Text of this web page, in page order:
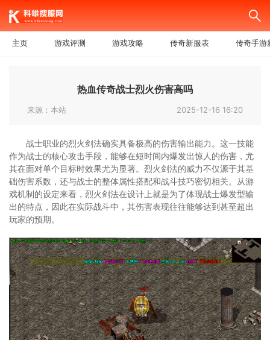
主页 游戏评测 游戏攻略 传奇新服表 传奇手游
热血传奇战士烈火伤害高吗
来源：本站 2025-12-16 16:20
战士职业的烈火剑法确实具备极高的伤害输出能力。这一技能
作为战士的核心攻击手段，能够在短时间内爆发出惊人的伤害，尤
其在面对单个目标时效果尤为显著。烈火剑法的威力不仅源于其基
础伤害系数，还与战士的整体属性搭配和战斗技巧密切相关。从游
戏机制的设定来看，烈火剑法在设计上就是为了体现战士爆发型输
出的特点，因此在实际战斗中，其伤害表现往往能够达到甚至超出
玩家的预期。